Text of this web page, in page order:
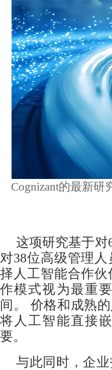
Cognizant的最新
这项研究基于对
对38位高级管理
择人工智能合作
作模式视为最重
间。 价格和成熟
将人工智能直接
要。
与此同时，企